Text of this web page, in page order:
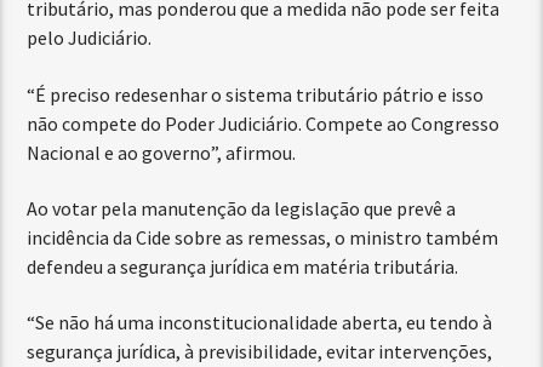
tributário, mas ponderou que a medida não pode ser feita
pelo Judiciário.
“É preciso redesenhar o sistema tributário pátrio e isso
não compete do Poder Judiciário. Compete ao Congresso
Nacional e ao governo”, afirmou.
Ao votar pela manutenção da legislação que prevê a
incidência da Cide sobre as remessas, o ministro também
defendeu a segurança jurídica em matéria tributária.
“Se não há uma inconstitucionalidade aberta, eu tendo à
segurança jurídica, à previsibilidade, evitar intervenções,